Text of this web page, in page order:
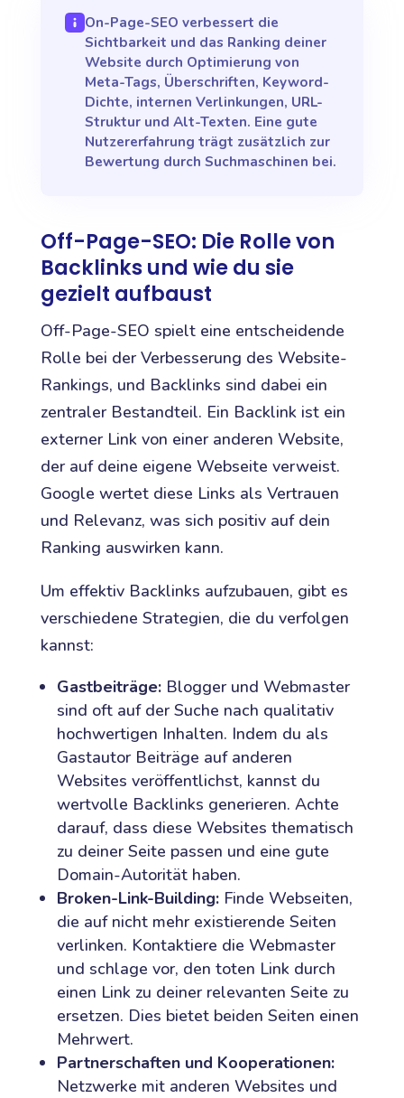
On-Page-SEO verbessert die
Sichtbarkeit und das Ranking deiner
Website durch Optimierung von
Meta-Tags, Überschriften, Keyword-
Dichte, internen Verlinkungen, URL-
Struktur und Alt-Texten. Eine gute
Nutzererfahrung trägt zusätzlich zur
Bewertung durch Suchmaschinen bei.
Off-Page-SEO: Die Rolle von
Backlinks und wie du sie
gezielt aufbaust
Off-Page-SEO spielt eine entscheidende
Rolle bei der Verbesserung des Website-
Rankings, und Backlinks sind dabei ein
zentraler Bestandteil. Ein Backlink ist ein
externer Link von einer anderen Website,
der auf deine eigene Webseite verweist.
Google wertet diese Links als Vertrauen
und Relevanz, was sich positiv auf dein
Ranking auswirken kann.
Um effektiv Backlinks aufzubauen, gibt es
verschiedene Strategien, die du verfolgen
kannst:
Gastbeiträge:Blogger und Webmaster
sind oft auf der Suche nach qualitativ
hochwertigen Inhalten. Indem du als
Gastautor Beiträge auf anderen
Websites veröffentlichst, kannst du
wertvolle Backlinks generieren. Achte
darauf, dass diese Websites thematisch
zu deiner Seite passen und eine gute
Domain-Autorität haben.
Broken-Link-Building:Finde Webseiten,
die auf nicht mehr existierende Seiten
verlinken. Kontaktiere die Webmaster
und schlage vor, den toten Link durch
einen Link zu deiner relevanten Seite zu
ersetzen. Dies bietet beiden Seiten einen
Mehrwert.
Partnerschaften und Kooperationen:
Netzwerke mit anderen Websites und